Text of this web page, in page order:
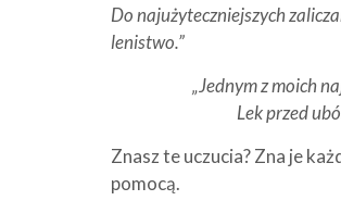
Do najużyteczniejszych
lenistwo.”
„Jednym z moich
Lek przed
Znasz te uczucia? Zna je
pomocą.